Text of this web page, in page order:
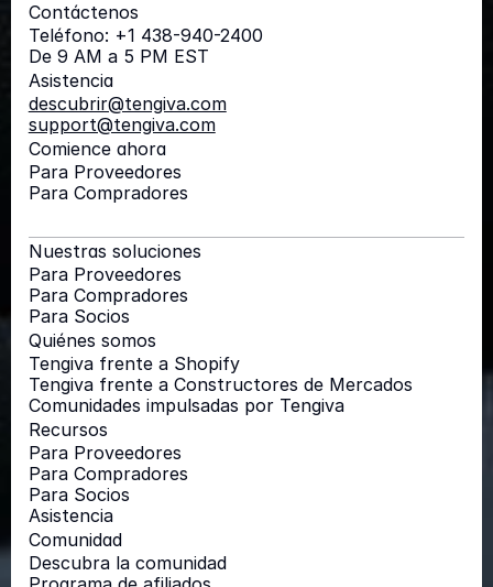
Contáctenos
Teléfono: +1 438-940-2400
De 9 AM a 5 PM EST
Asistencia
descubrir@tengiva.com
support@tengiva.com
Comience ahora
Para Proveedores
Para Compradores
Nuestras soluciones
Para Proveedores
Para Compradores
Para Socios
Quiénes somos
Tengiva frente a Shopify
Tengiva frente a Constructores de Mercados
Comunidades impulsadas por Tengiva
Recursos
Para Proveedores
Para Compradores
Para Socios
Asistencia
Comunidad
Descubra la comunidad